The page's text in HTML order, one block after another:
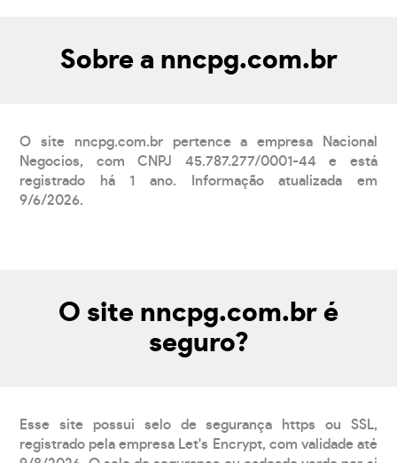
Sobre a nncpg.com.br
O site nncpg.com.br pertence a empresa Nacional
Negocios, com CNPJ 45.787.277/0001-44 e está
registrado há 1 ano. Informação atualizada em
9/6/2026.
O site nncpg.com.br é
seguro?
Esse site possui selo de segurança https ou SSL,
registrado pela empresa Let's Encrypt, com validade até